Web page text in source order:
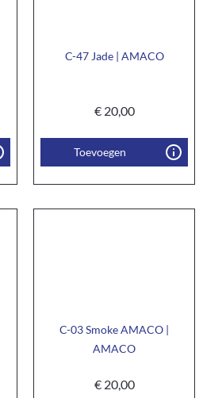
C-47 Jade | AMACO
€20,00
Toevoegen
C-03 Smoke AMACO |
AMACO
€20,00